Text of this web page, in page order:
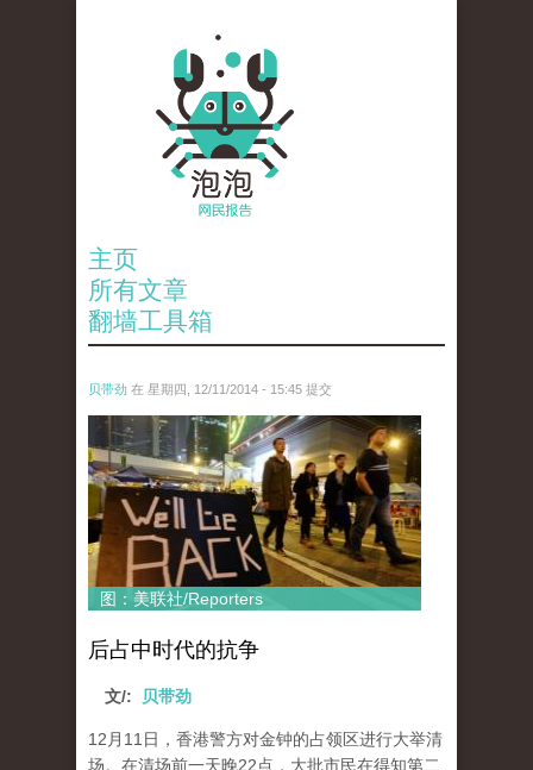
主页
所有文章
翻墙工具箱
贝带劲 在 星期四, 12/11/2014 - 15:45 提交
reporters_18475535.jpg
图：美联社/Reporters
后占中时代的抗争
文/: 贝带劲
12月11日，香港警方对金钟的占领区进行大举清
场。在清场前一天晚22点，大批市民在得知第二